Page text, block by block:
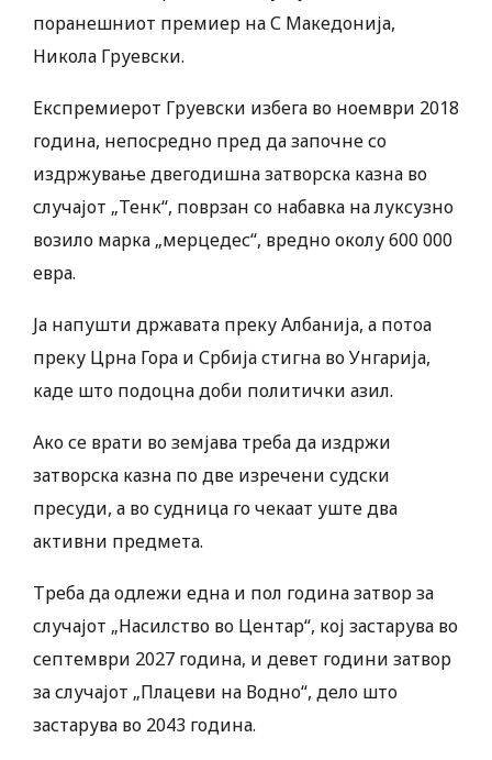
поранешниот премиер на С Македонија,
Никола Груевски.
Експремиерот Груевски избега во ноември 2018
година, непосредно пред да започне со
издржување двегодишна затворска казна во
случајот „Тенк“, поврзан со набавка на луксузно
возило марка „мерцедес“, вредно околу 600 000
евра.
Ја напушти државата преку Албанија, а потоа
преку Црна Гора и Србија стигна во Унгарија,
каде што подоцна доби политички азил.
Ако се врати во земјава треба да издржи
затворска казна по две изречени судски
пресуди, а во судница го чекаат уште два
активни предмета.
Треба да одлежи една и пол година затвор за
случајот „Насилство во Центар“, кој застарува во
септември 2027 година, и девет години затвор
за случајот „Плацеви на Водно“, дело што
застарува во 2043 година.